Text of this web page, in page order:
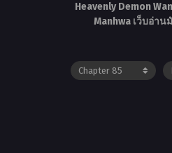
Heavenly Demon
Manhwa เว็บอ่าน